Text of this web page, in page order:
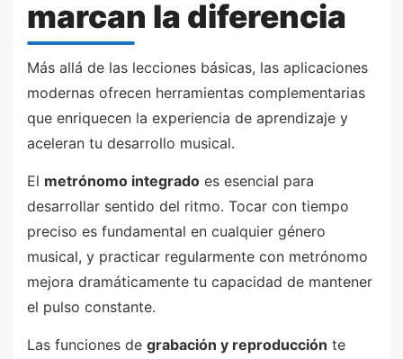
marcan la diferencia
Más allá de las lecciones básicas, las aplicaciones
modernas ofrecen herramientas complementarias
que enriquecen la experiencia de aprendizaje y
aceleran tu desarrollo musical.
El metrónomo integrado es esencial para
desarrollar sentido del ritmo. Tocar con tiempo
preciso es fundamental en cualquier género
musical, y practicar regularmente con metrónomo
mejora dramáticamente tu capacidad de mantener
el pulso constante.
Las funciones de grabación y reproducción te